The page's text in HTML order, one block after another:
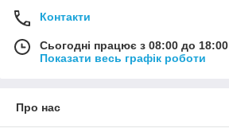
Контакти
Сьогодні працює з 08:00 до 18:00
Показати весь графік роботи
Про нас